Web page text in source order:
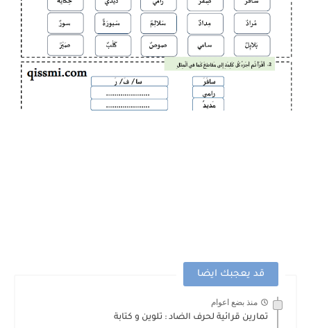
قد يعجبك ايضا
منذ بضع اعوام
تمارين قرائية لحرف الضاد : تلوين و كتابة